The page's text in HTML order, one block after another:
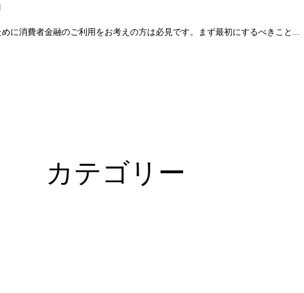
に消費者金融のご利用をお考えの方は必見です。まず最初にするべきこと...
カテゴリー